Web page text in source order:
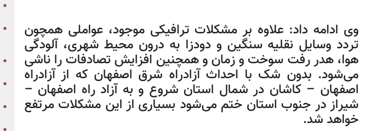
وی ادامه داد: علاوه بر مشکلات ترافیکی موجود، عواملی همچون
تردد وسایل نقلیه سنگین و دودزا به درون محیط شهری، آلودگی
هوا، هدر رفت سوخت و زمان و همچنین افزایش تصادفات را ناشی
می‌شود. بدون شک با احداث آزادراه شرق اصفهان که از آزادراه
اصفهان – کاشان در شمال استان شروع و به آزاد راه اصفهان –
شیراز در جنوب استان ختم می‌شود بسیاری از این مشکلات مرتفع
خواهد شد.